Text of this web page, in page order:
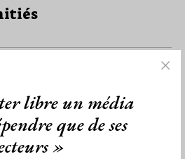
de Jean-Marc Vivenza, le
libre un média
que de ses
»